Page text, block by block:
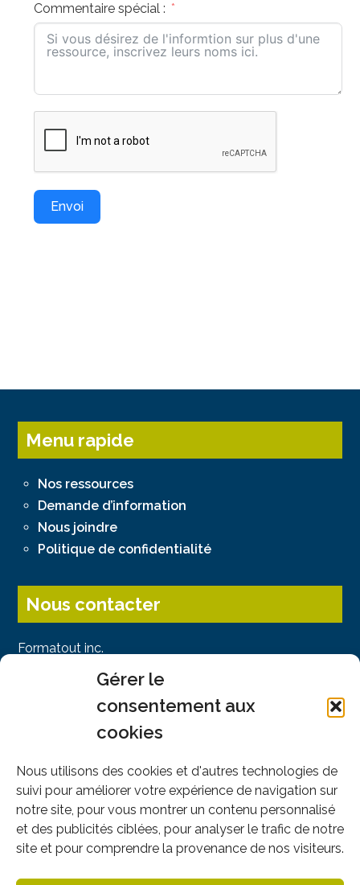
Gérer le
consentement aux
cookies
Nous utilisons des cookies et d'autres technologies de
suivi pour améliorer votre expérience de navigation sur
notre site, pour vous montrer un contenu personnalisé
et des publicités ciblées, pour analyser le trafic de notre
site et pour comprendre la provenance de nos visiteurs.
Commentaire spécial :
Envoi
Menu rapide
Nos ressources
Demande d’information
Nous joindre
Politique de confidentialité
Nous contacter
Formatout inc.
Piedmont, QC J0R 1K0
Montréal : 514-745-4949
info@formatout.com
Nous suivre